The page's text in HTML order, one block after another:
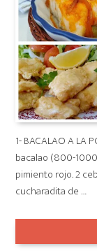
1- BACALAO A LA
bacalao (800-
pimiento rojo. 2
cucharadita de …